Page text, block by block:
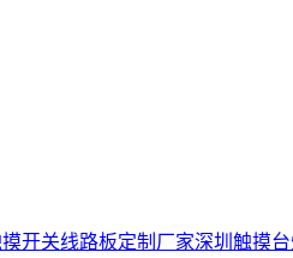
开关线路板定制厂家深圳触摸